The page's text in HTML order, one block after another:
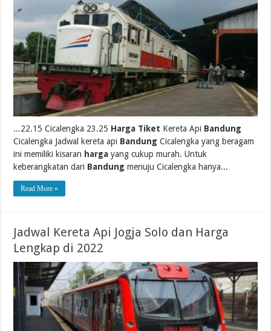
...22.15 Cicalengka 23.25 Harga Tiket Kereta Api Bandung
Cicalengka Jadwal kereta api Bandung Cicalengka yang beragam
ini memiliki kisaran harga yang cukup murah. Untuk
keberangkatan dari Bandung menuju Cicalengka hanya...
Read More »
Jadwal Kereta Api Jogja Solo dan Harga
Lengkap di 2022